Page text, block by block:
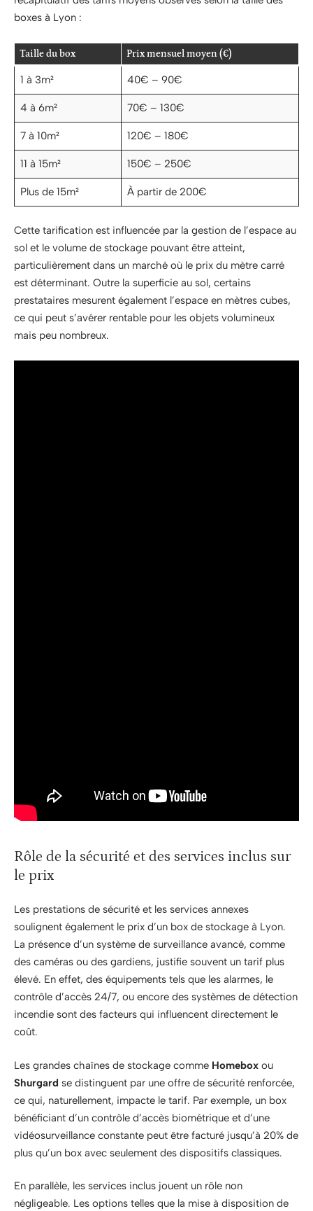
boxes à Lyon :
Taille du box Prix mensuel moyen (€)
1 à 3m² 40€ – 90€
4 à 6m² 70€ – 130€
7 à 10m² 120€ – 180€
11 à 15m² 150€ – 250€
Plus de 15m² À partir de 200€
Cette tarification est influencée par la gestion de l’espace au
sol et le volume de stockage pouvant être atteint,
particulièrement dans un marché où le prix du mètre carré
est déterminant. Outre la superficie au sol, certains
prestataires mesurent également l’espace en mètres cubes,
ce qui peut s’avérer rentable pour les objets volumineux
mais peu nombreux.
Rôle de la sécurité et des services inclus sur
le prix
Les prestations de sécurité et les services annexes
soulignent également le prix d’un box de stockage à Lyon.
La présence d’un système de surveillance avancé, comme
des caméras ou des gardiens, justifie souvent un tarif plus
élevé. En effet, des équipements tels que les alarmes, le
contrôle d’accès 24/7, ou encore des systèmes de détection
incendie sont des facteurs qui influencent directement le
coût.
Les grandes chaînes de stockage comme Homebox ou
Shurgard se distinguent par une offre de sécurité renforcée,
ce qui, naturellement, impacte le tarif. Par exemple, un box
bénéficiant d’un contrôle d’accès biométrique et d’une
vidéosurveillance constante peut être facturé jusqu’à 20% de
plus qu’un box avec seulement des dispositifs classiques.
En parallèle, les services inclus jouent un rôle non
négligeable. Les options telles que la mise à disposition de